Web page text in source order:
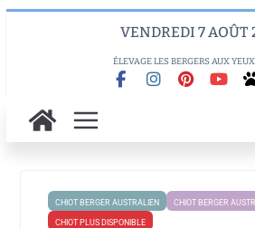
VENDREDI 7 AOÛT
ÉLEVAGE LES BERGERS AUX
CHIOT BERGER AUSTRALIEN CHIOT BERGER
CHIOT PLUS DISPONIBLE